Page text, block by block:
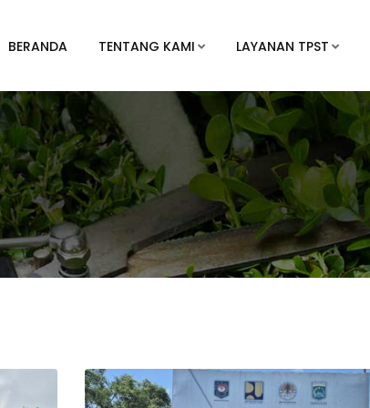
BERANDA TENTANG KAMI LAYANAN TPST